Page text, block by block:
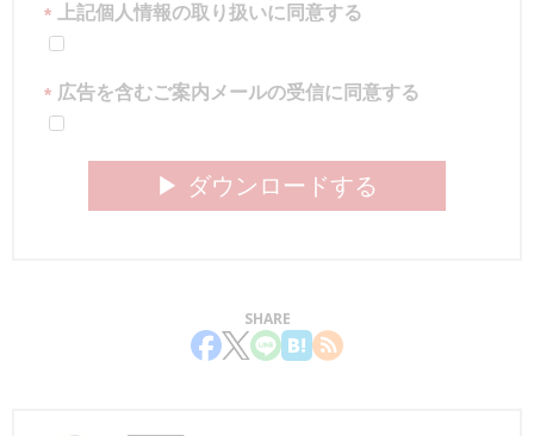
* 上記個人情報の取り扱いに同意する
* 広告を含むご案内メールの受信に同意する
▶︎ ダウンロードする
SHARE